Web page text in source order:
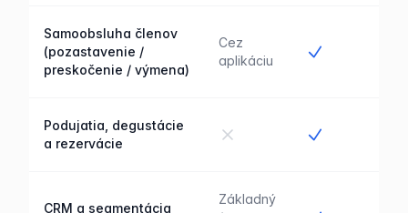
Samoobsluha členov
(pozastavenie /
preskočenie / výmena)
Cez
aplikáciu
Podujatia, degustácie
a rezervácie
CRM a segmentácia
Základný